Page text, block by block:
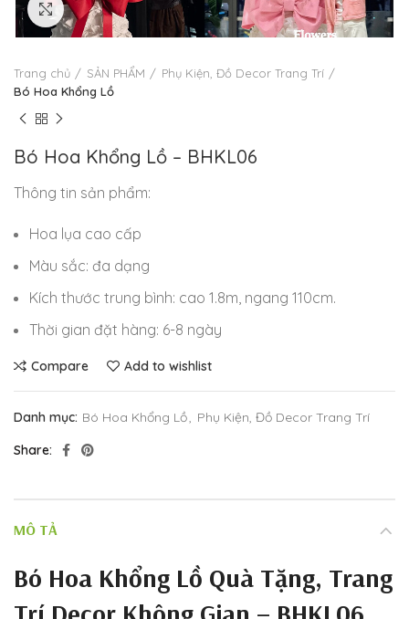
Click to enlarge
Trang chủ SẢN PHẨM
Phụ Kiện, Đồ Decor Trang Trí
Bó Hoa Khổng Lồ
Bó Hoa Khổng Lồ – BHKL06
Thông tin sản phẩm:
Hoa lụa cao cấp
Màu sắc: đa dạng
Kích thước trung bình: cao 1.8m, ngang 110cm.
Thời gian đặt hàng: 6-8 ngày
Compare Add to wishlist
Danh mục: Bó Hoa Khổng Lồ, Phụ Kiện, Đồ Decor Trang Trí
Share
MÔ TẢ
Bó Hoa Khổng Lồ Quà Tặng, Trang